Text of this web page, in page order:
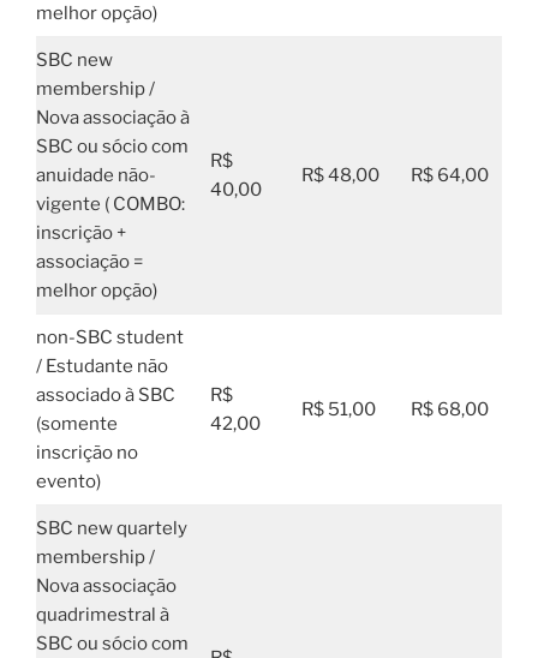
melhor opção)
SBC new
membership /
Nova associação à
SBC ou sócio com
anuidade não-
vigente ( COMBO:
inscrição +
associação =
melhor opção)
R$
40,00
R$ 48,00 R$ 64,00
non-SBC student
/ Estudante não
associado à SBC
(somente
inscrição no
evento)
R$
42,00
R$ 51,00 R$ 68,00
SBC new quartely
membership /
Nova associação
quadrimestral à
SBC ou sócio com